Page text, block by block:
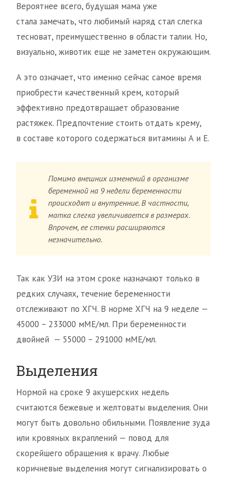
Вероятнее всего, будущая мама уже
стала замечать, что любимый наряд стал слегка
тесноват, преимущественно в области талии. Но,
визуально, животик еще не заметен окружающим.
А это означает, что именно сейчас самое время
приобрести качественный крем, который
эффективно предотвращает образование
растяжек. Предпочтение стоить отдать крему,
в составе которого содержаться витамины А и Е.
Помимо внешних изменений в организме
беременной на 9 недели беременности
происходят и внутренние. В частности,
матка слегка увеличивается в размерах.
Впрочем, ее стенки расширяются
незначительно.
Так как УЗИ на этом сроке назначают только в
редких случаях, течение беременности
отслеживают по ХГЧ. В норме ХГЧ на 9 неделе —
45000 – 233000 мМЕ/мл. При беременности
двойней — 55000 – 291000 мМE/мл.
Выделения
Нормой на сроке 9 акушерских недель
считаются бежевые и желтоваты выделения. Они
могут быть довольно обильными. Появление зуда
или кровяных вкраплений — повод для
скорейшего обращения к врачу. Любые
коричневые выделения могут сигнализировать о